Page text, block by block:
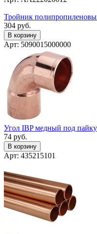
Тройник
304 руб.
В корзину
Арт: 5090015000000
Угол IBP медный под
74 руб.
В корзину
Арт: 435215101